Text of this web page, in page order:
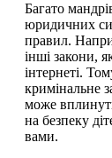
Багато
юридичних
правил.
інші закони,
інтернеті.
кримінальне
може
на безпеку
вами.